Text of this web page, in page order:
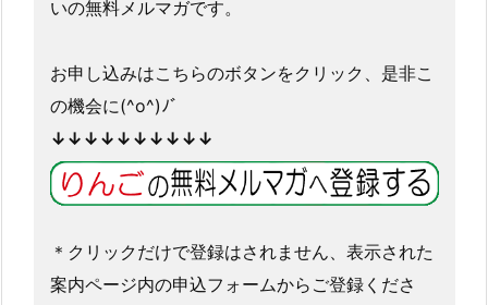
いの無料メルマガです。
お申し込みはこちらのボタンをクリック、是非こ
の機会に(^o^)ﾉﾞ
↓↓↓↓↓↓↓↓↓↓
＊クリックだけで登録はされません、表示された
案内ページ内の申込フォームからご登録くださ